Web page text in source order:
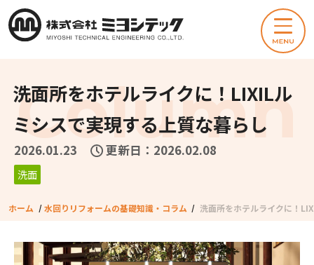
洗面所をホテルライクに！LIXILル
ミシスで実現する上質な暮らし
2026.01.23 更新日：2026.02.08
洗面
ホーム /水回りリフォームの基礎知識・コラム / 洗面所をホテルライクに！